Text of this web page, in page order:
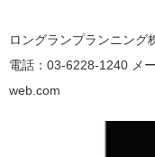
ロングランプランニング
電話：03-6228-1240 メ
web.com